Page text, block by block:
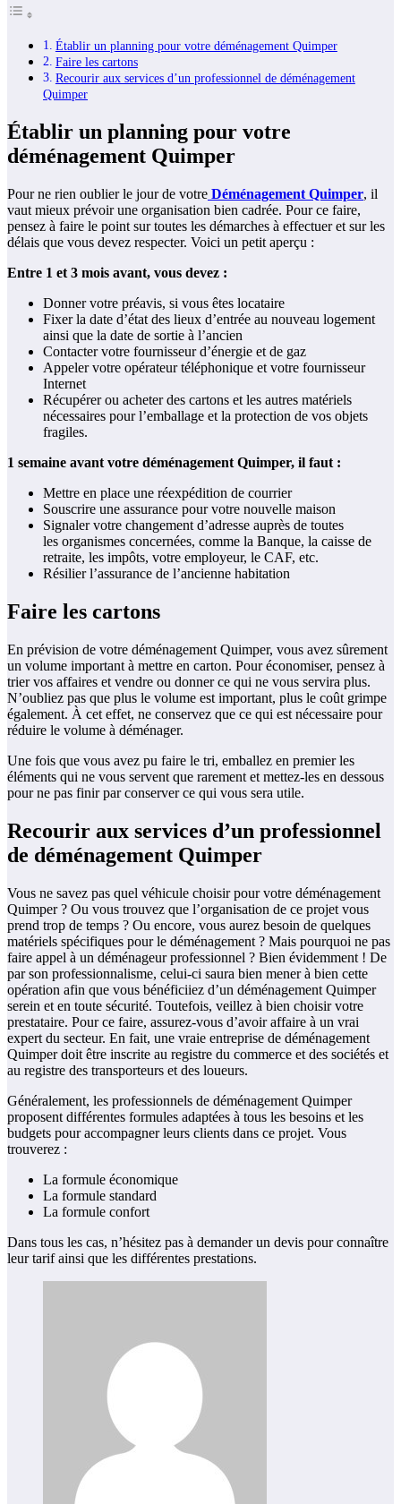
Établir un planning pour votre déménagement Quimper
Faire les cartons
Recourir aux services d’un professionnel de déménagement
Quimper
Établir un planning pour votre
déménagement Quimper
Pour ne rien oublier le jour de votre Déménagement Quimper, il
vaut mieux prévoir une organisation bien cadrée. Pour ce faire,
pensez à faire le point sur toutes les démarches à effectuer et sur les
délais que vous devez respecter. Voici un petit aperçu :
Entre 1 et 3 mois avant, vous devez :
Donner votre préavis, si vous êtes locataire
Fixer la date d’état des lieux d’entrée au nouveau logement
ainsi que la date de sortie à l’ancien
Contacter votre fournisseur d’énergie et de gaz
Appeler votre opérateur téléphonique et votre fournisseur
Internet
Récupérer ou acheter des cartons et les autres matériels
nécessaires pour l’emballage et la protection de vos objets
fragiles.
1 semaine avant votre déménagement Quimper, il faut :
Mettre en place une réexpédition de courrier
Souscrire une assurance pour votre nouvelle maison
Signaler votre changement d’adresse auprès de toutes
les organismes concernées, comme la Banque, la caisse de
retraite, les impôts, votre employeur, le CAF, etc.
Résilier l’assurance de l’ancienne habitation
Faire les cartons
En prévision de votre déménagement Quimper, vous avez sûrement
un volume important à mettre en carton. Pour économiser, pensez à
trier vos affaires et vendre ou donner ce qui ne vous servira plus.
N’oubliez pas que plus le volume est important, plus le coût grimpe
également. À cet effet, ne conservez que ce qui est nécessaire pour
réduire le volume à déménager.
Une fois que vous avez pu faire le tri, emballez en premier les
éléments qui ne vous servent que rarement et mettez-les en dessous
pour ne pas finir par conserver ce qui vous sera utile.
Recourir aux services d’un professionnel
de déménagement Quimper
Vous ne savez pas quel véhicule choisir pour votre déménagement
Quimper ? Ou vous trouvez que l’organisation de ce projet vous
prend trop de temps ? Ou encore, vous aurez besoin de quelques
matériels spécifiques pour le déménagement ? Mais pourquoi ne pas
faire appel à un déménageur professionnel ? Bien évidemment ! De
par son professionnalisme, celui-ci saura bien mener à bien cette
opération afin que vous bénéficiiez d’un déménagement Quimper
serein et en toute sécurité. Toutefois, veillez à bien choisir votre
prestataire. Pour ce faire, assurez-vous d’avoir affaire à un vrai
expert du secteur. En fait, une vraie entreprise de déménagement
Quimper doit être inscrite au registre du commerce et des sociétés et
au registre des transporteurs et des loueurs.
Généralement, les professionnels de déménagement Quimper
proposent différentes formules adaptées à tous les besoins et les
budgets pour accompagner leurs clients dans ce projet. Vous
trouverez :
La formule économique
La formule standard
La formule confort
Dans tous les cas, n’hésitez pas à demander un devis pour connaître
leur tarif ainsi que les différentes prestations.